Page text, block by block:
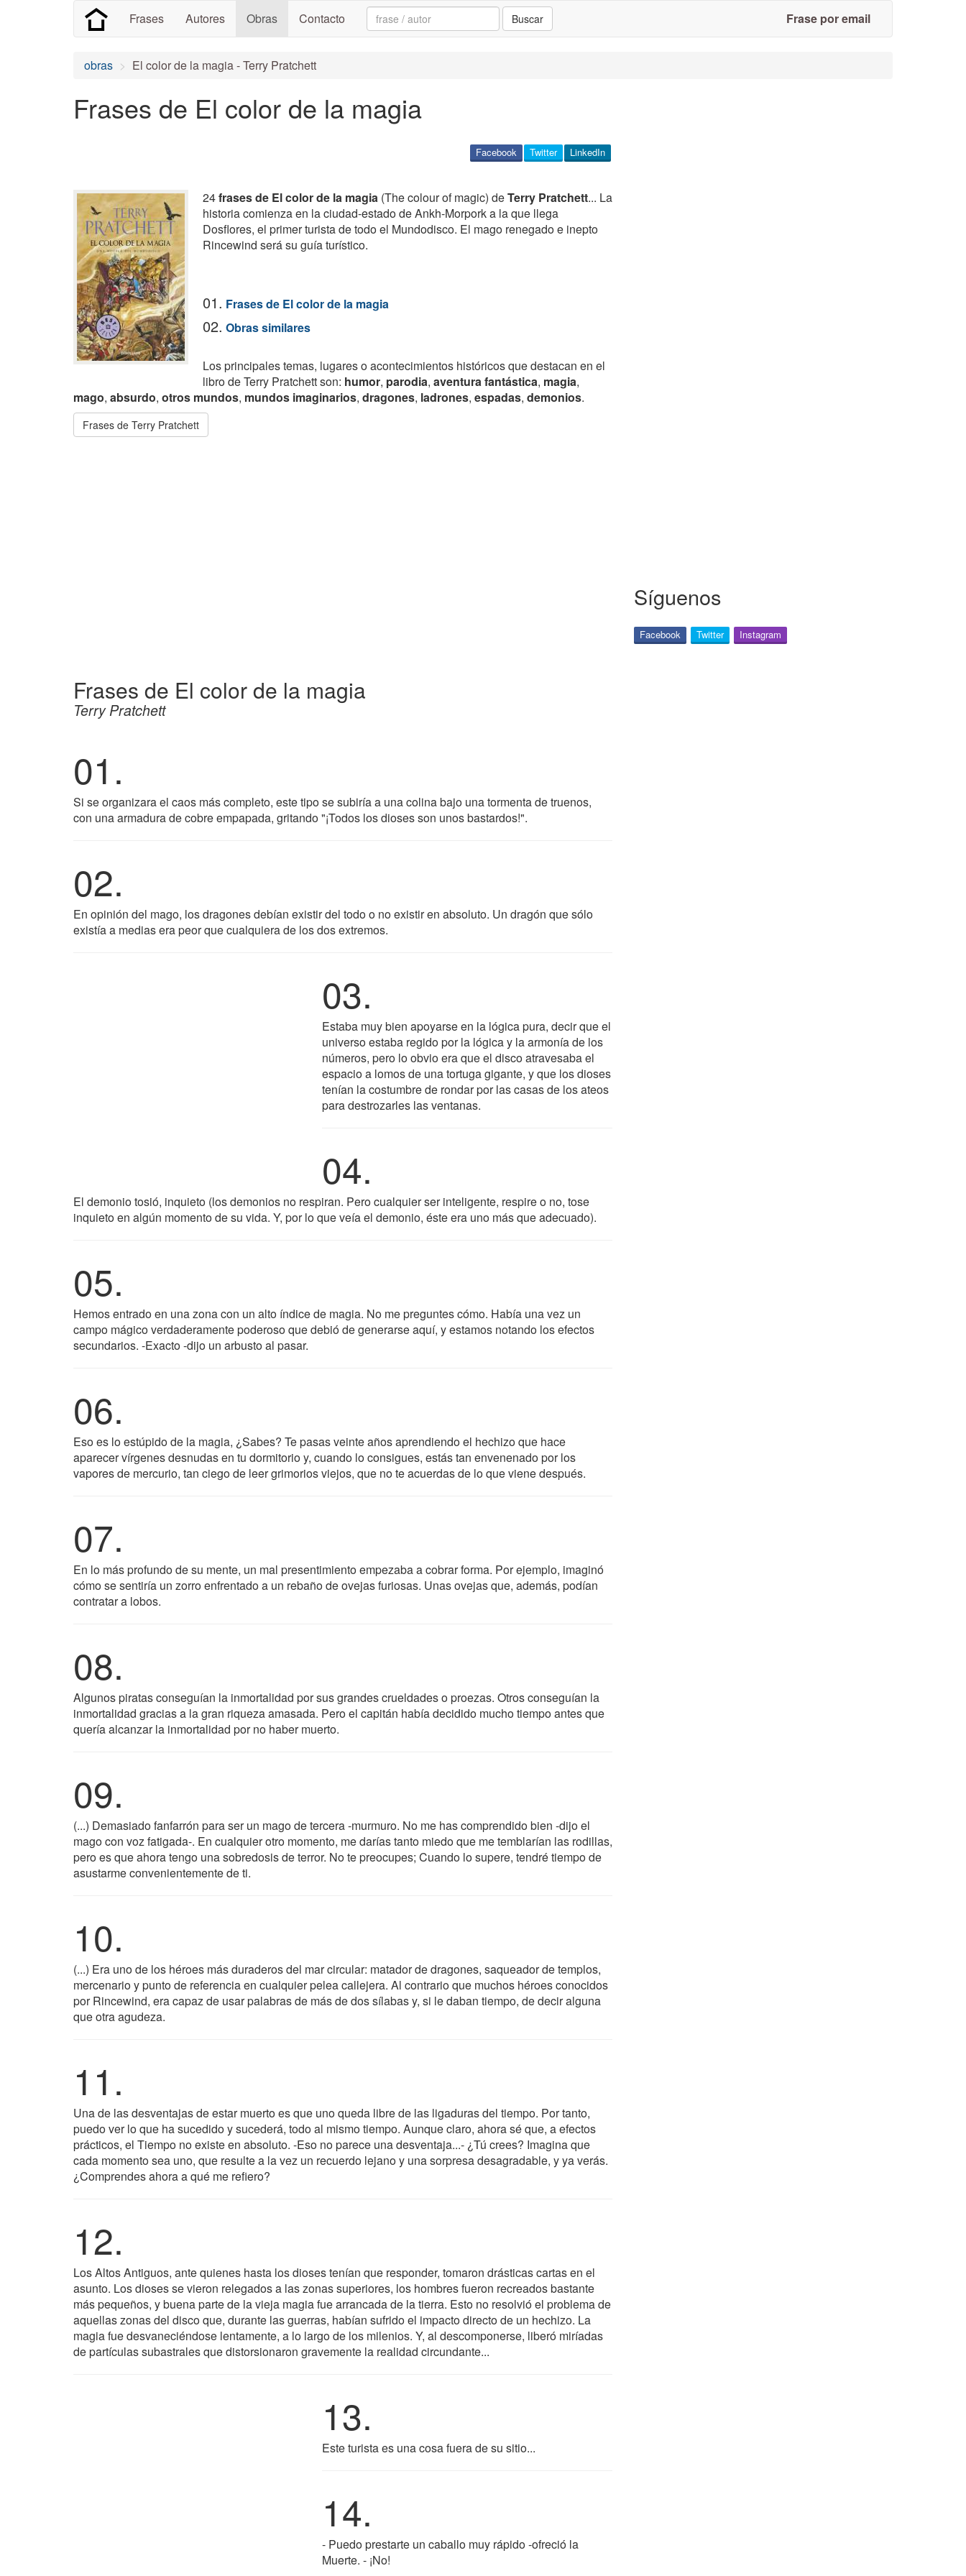
Frases Autores Obras Contacto Search: Buscar Frase por email
obras El color de la magia - Terry Pratchett
Frases de El color de la magia
LinkedIn
Twitter
Facebook
24frases de El color de la magia (The colour of magic) deTerry Pratchett... La
historia comienza en la ciudad-estado de Ankh-Morpork a la que llega
Dosflores, el primer turista de todo el Mundodisco. El mago renegado e inepto
Rincewind será su guía turístico.
01. Frases de El color de la magia
02. Obras similares
Los principales temas, lugares o acontecimientos históricos que destacan en el
libro de Terry Pratchett son: humor, parodia, aventura fantástica, magia,
mago, absurdo, otros mundos, mundos imaginarios, dragones, ladrones, espadas, demonios.
Frases de Terry Pratchett
Frases de El color de la magia
Terry Pratchett
01.
Si se organizara el caos más completo, este tipo se subiría a una colina bajo una tormenta de truenos,
con una armadura de cobre empapada, gritando "¡Todos los dioses son unos bastardos!".
02.
En opinión del mago, los dragones debían existir del todo o no existir en absoluto. Un dragón que sólo
existía a medias era peor que cualquiera de los dos extremos.
03.
Estaba muy bien apoyarse en la lógica pura, decir que el
universo estaba regido por la lógica y la armonía de los
números, pero lo obvio era que el disco atravesaba el
espacio a lomos de una tortuga gigante, y que los dioses
tenían la costumbre de rondar por las casas de los ateos
para destrozarles las ventanas.
04.
El demonio tosió, inquieto (los demonios no respiran. Pero cualquier ser inteligente, respire o no, tose
inquieto en algún momento de su vida. Y, por lo que veía el demonio, éste era uno más que adecuado).
05.
Hemos entrado en una zona con un alto índice de magia. No me preguntes cómo. Había una vez un
campo mágico verdaderamente poderoso que debió de generarse aquí, y estamos notando los efectos
secundarios. -Exacto -dijo un arbusto al pasar.
06.
Eso es lo estúpido de la magia, ¿Sabes? Te pasas veinte años aprendiendo el hechizo que hace
aparecer vírgenes desnudas en tu dormitorio y, cuando lo consigues, estás tan envenenado por los
vapores de mercurio, tan ciego de leer grimorios viejos, que no te acuerdas de lo que viene después.
07.
En lo más profundo de su mente, un mal presentimiento empezaba a cobrar forma. Por ejemplo, imaginó
cómo se sentiría un zorro enfrentado a un rebaño de ovejas furiosas. Unas ovejas que, además, podían
contratar a lobos.
08.
Algunos piratas conseguían la inmortalidad por sus grandes crueldades o proezas. Otros conseguían la
inmortalidad gracias a la gran riqueza amasada. Pero el capitán había decidido mucho tiempo antes que
quería alcanzar la inmortalidad por no haber muerto.
09.
(...) Demasiado fanfarrón para ser un mago de tercera -murmuro. No me has comprendido bien -dijo el
mago con voz fatigada-. En cualquier otro momento, me darías tanto miedo que me temblarían las rodillas,
pero es que ahora tengo una sobredosis de terror. No te preocupes; Cuando lo supere, tendré tiempo de
asustarme convenientemente de ti.
10.
(...) Era uno de los héroes más duraderos del mar circular: matador de dragones, saqueador de templos,
mercenario y punto de referencia en cualquier pelea callejera. Al contrario que muchos héroes conocidos
por Rincewind, era capaz de usar palabras de más de dos sílabas y, si le daban tiempo, de decir alguna
que otra agudeza.
11.
Una de las desventajas de estar muerto es que uno queda libre de las ligaduras del tiempo. Por tanto,
puedo ver lo que ha sucedido y sucederá, todo al mismo tiempo. Aunque claro, ahora sé que, a efectos
prácticos, el Tiempo no existe en absoluto. -Eso no parece una desventaja...- ¿Tú crees? Imagina que
cada momento sea uno, que resulte a la vez un recuerdo lejano y una sorpresa desagradable, y ya verás.
¿Comprendes ahora a qué me refiero?
12.
Los Altos Antiguos, ante quienes hasta los dioses tenían que responder, tomaron drásticas cartas en el
asunto. Los dioses se vieron relegados a las zonas superiores, los hombres fueron recreados bastante
más pequeños, y buena parte de la vieja magia fue arrancada de la tierra. Esto no resolvió el problema de
aquellas zonas del disco que, durante las guerras, habían sufrido el impacto directo de un hechizo. La
magia fue desvaneciéndose lentamente, a lo largo de los milenios. Y, al descomponerse, liberó miríadas
de partículas subastrales que distorsionaron gravemente la realidad circundante...
13.
Este turista es una cosa fuera de su sitio...
14.
- Puedo prestarte un caballo muy rápido -ofreció la
Muerte. - ¡No!
Síguenos
Facebook Twitter Instagram